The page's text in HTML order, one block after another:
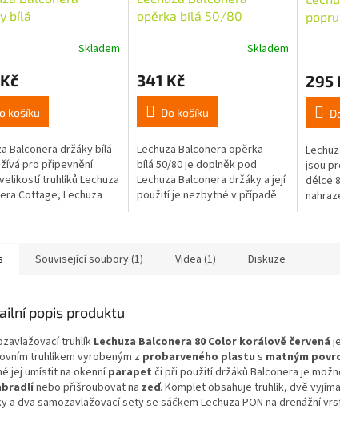
bílá
Skladem
košíku
Balconera držáky bílá
pro připevnění
truhlíků Lechuza
Cottage, Lechuza
opěrka bílá 50/80
Skladem
341 Kč
Do košíku
Lechuza Balconera opěrka
bílá 50/80 je doplněk pod
Lechuza Balconera držáky a její
použití je nezbytné v případě
295
jsou
délce
Související soubory (1) Videa (1) Diskuze
popis produktu
truhlík Lechuza Balconera 80 Color korálově červená
truhlíkem vyrobeným z probarveného plastu s matným
jej umístit na okenníparapet či při použití držáků Balconera je
nebo přišroubovat na zeď. Komplet obsahuje truhlík, dvě
a dva samozavlažovací sety se sáčkem Lechuza PON na drenážní